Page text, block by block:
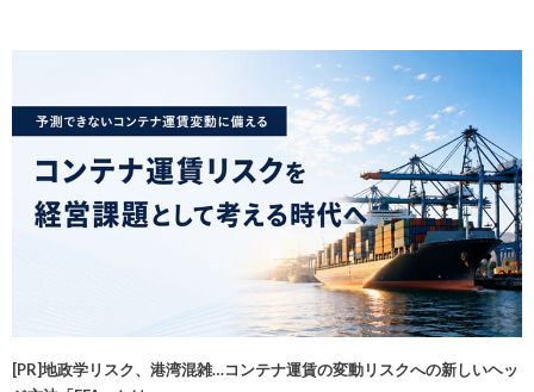
[PR]地政学リスク、港湾混雑…コンテナ運賃の変動リスクへの新しいヘッ